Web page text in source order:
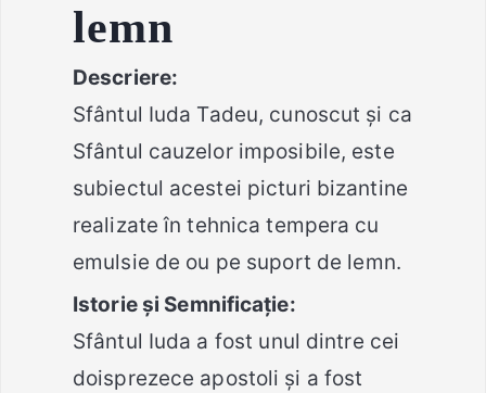
lemn
Descriere:
Sfântul Iuda Tadeu, cunoscut și ca
Sfântul cauzelor imposibile, este
subiectul acestei picturi bizantine
realizate în tehnica tempera cu
emulsie de ou pe suport de lemn.
Istorie și Semnificație:
Sfântul Iuda a fost unul dintre cei
doisprezece apostoli și a fost